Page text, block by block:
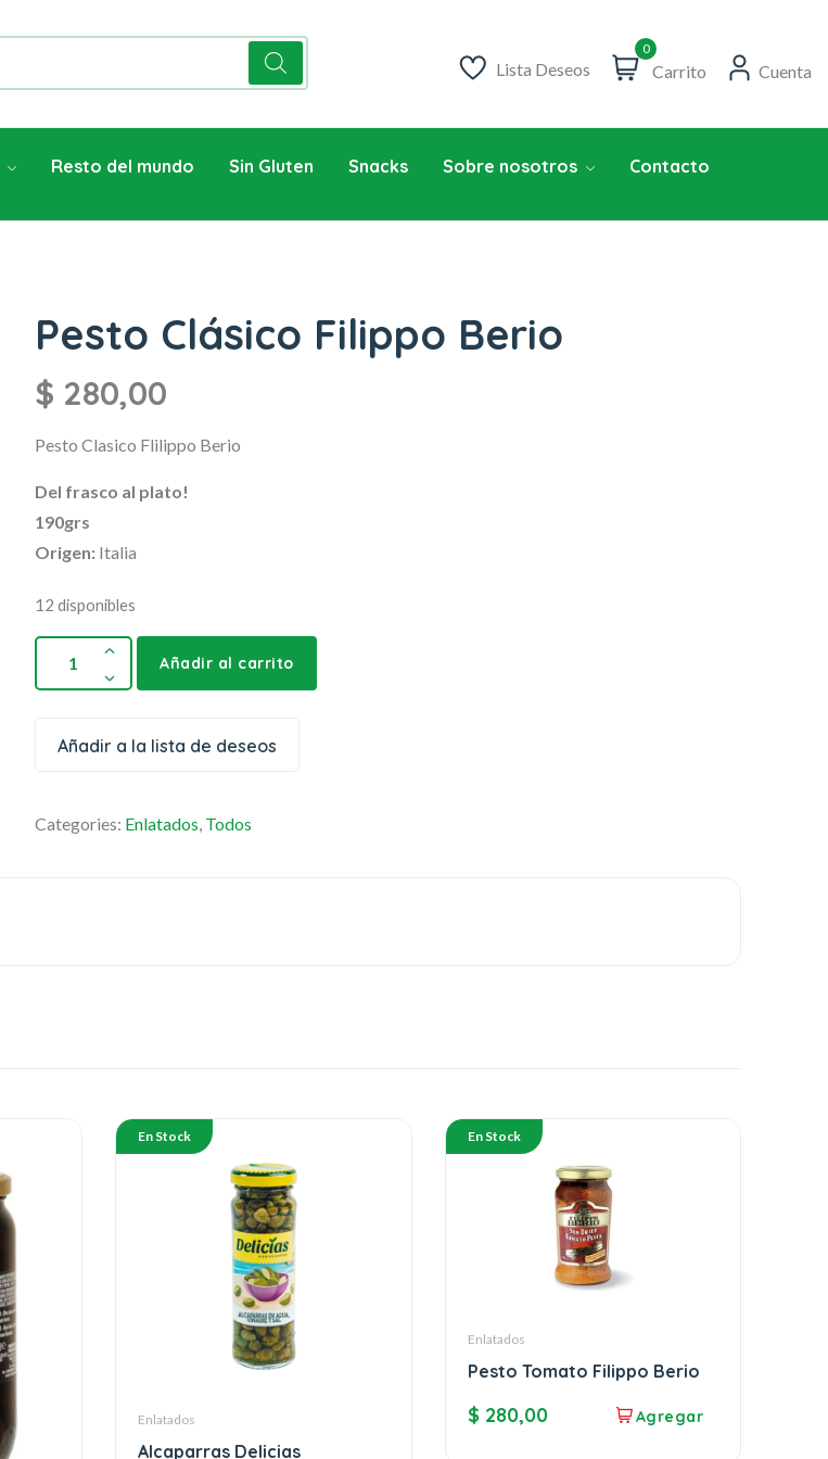
Lista Deseos
0
Carrito Cuenta
Resto del mundo Sin Gluten Snacks Sobre nosotros Contacto
Pesto Clásico Filippo Berio
$ 280,00
Pesto Clasico Flilippo Berio
Del frasco al plato!
190grs
Origen: Italia
12 disponibles
Añadir al carrito
Añadir a la lista de deseos
Categories: Enlatados Todos
En Stock
Enlatados
Alcaparras Delicias
En Stock
Enlatados
Pesto Tomato Filippo Berio
$280,00